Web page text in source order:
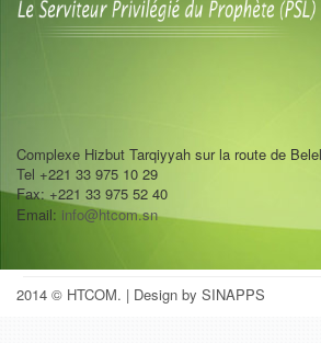
Complexe Hizbut Tarqiyyah sur la route de
Tel +221 33 975 10 29
Fax: +221 33 975 52 40
Email: info@htcom.sn
2014 © HTCOM. | Design by SINAPPS